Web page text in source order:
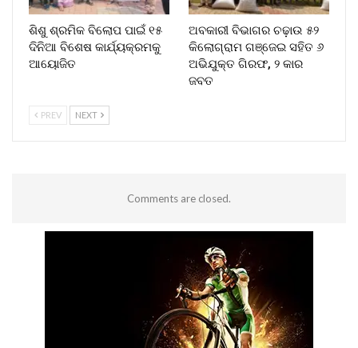
ଶିଶୁ ଶ୍ରମିକ ବିଲୋପ ପାଇଁ ୧୫
ଦିନିଆ ବିଶେଷ କାର୍ଯ୍ୟକ୍ରମକୁ
ଆୟୋଜିତ
ଅବକାରୀ ବିଭାଗର ଚଢ଼ାଉ ୫୨
କିଲୋଗ୍ରାମ ଗଞ୍ଜେଇ ସହିତ ୬
ଅଭିଯୁକ୍ତ ଗିରଫ, ୨ କାର
ଜବତ
PREV NEXT
Comments are closed.